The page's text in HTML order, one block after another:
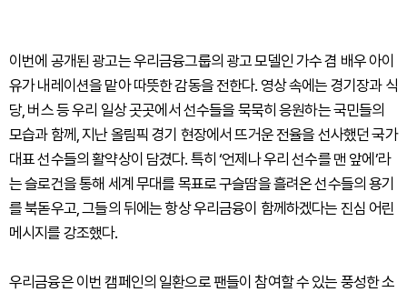
이번에 공개된 광고는 우리금융그룹의 광고 모델인 가수 겸 배우 아이
유가 내레이션을 맡아 따뜻한 감동을 전한다. 영상 속에는 경기장과 식
당, 버스 등 우리 일상 곳곳에서 선수들을 묵묵히 응원하는 국민들의
모습과 함께, 지난 올림픽 경기 현장에서 뜨거운 전율을 선사했던 국가
대표 선수들의 활약상이 담겼다. 특히 ‘언제나 우리 선수를 맨 앞에’라
는 슬로건을 통해 세계 무대를 목표로 구슬땀을 흘려온 선수들의 용기
를 북돋우고, 그들의 뒤에는 항상 우리금융이 함께하겠다는 진심 어린
메시지를 강조했다.
우리금융은 이번 캠페인의 일환으로 팬들이 참여할 수 있는 풍성한 소